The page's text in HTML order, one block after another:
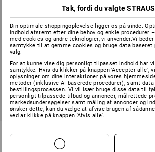
Tak, fordi du valgte
Din optimale shoppingoplevelse ligger os på sinde.
indhold afstemt efter dine behov og enkle procedurer
med cookies og andre teknologier, vi anvender.Vi
samtykke til at gemme cookies og bruge data baseret
valg.
For at kunne vise dig personligt tilpasset indhold har
samtykke. Hvis du klikker på knappen 'Accepter alle',
oplysninger om dine interaktioner på vores
metoder (inklusive AI-baserede procedurer), samt
bestillingsprocessen. Vi vil især bruge disse data til
personligt tilpassede tilbud og annoncer, målrettede
markedsundersøgelser samt måling af annoncer og
ønsker dette, kan du vælge at afvise brugen af
ved at klikke på knappen 'Afvis alle'.